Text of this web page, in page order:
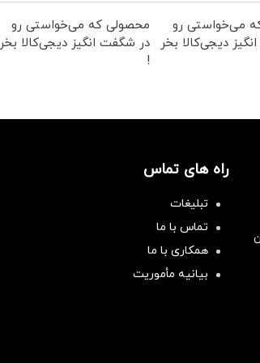
می‌خواستی رو
دیجی‌کالا بخر
محصولی که می‌خواستی رو
در شگفت انگیز دیجی‌کالا بخر
!
راه های تماس
تبلیغات
تماس با ما
همکاری با ما
بیانیه مأموریت